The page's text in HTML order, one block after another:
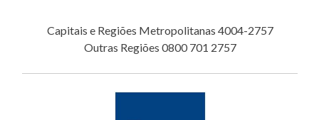
Capitais e Regiões Metropolitanas 4004-2757
Outras Regiões 0800 701 2757